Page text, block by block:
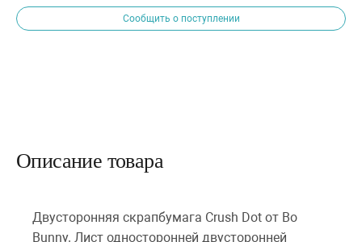
Сообщить о поступлении
Описание товара
Двусторонняя скрапбумага Crush Dot от Bo
Bunny. Лист односторонней двусторонней